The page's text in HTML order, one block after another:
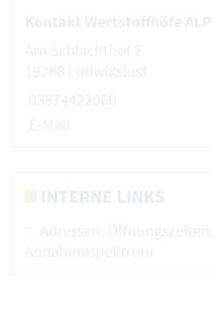
Am Schlachthof 2
19288 Ludwigslust
03874422960
E-Mail
INTERNE LINKS
Adressen, Öffnungszeiten,
Annahmespektrum